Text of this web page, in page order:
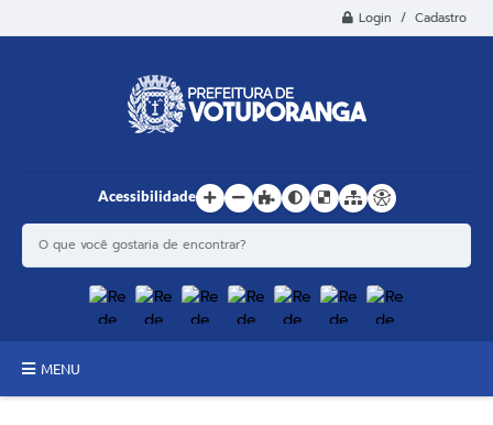
Login / Cadastro
Acessibilidade
MENU